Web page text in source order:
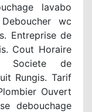
lavabo
wc
Entreprise de
Cout Horaire
Societe de
Rungis. Tarif
Ouvert
debouchage